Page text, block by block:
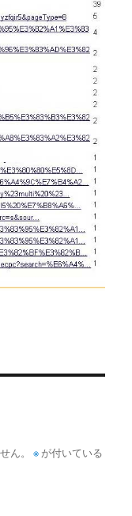
ん。 ※ が付いている